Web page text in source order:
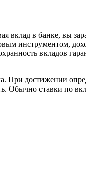
в банке, вы
вкладов
достижении
ставки по